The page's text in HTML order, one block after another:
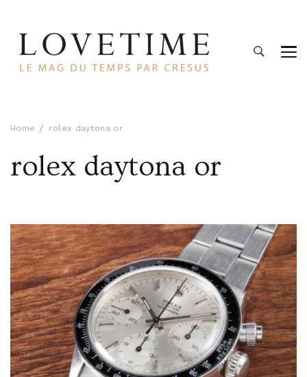
Home rolex daytona or
rolex daytona or